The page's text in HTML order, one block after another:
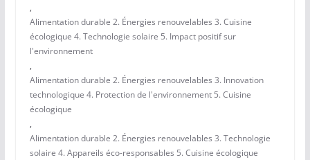
,
Alimentation durable 2. Énergies renouvelables 3. Cuisine
écologique 4. Technologie solaire 5. Impact positif sur
l'environnement
,
Alimentation durable 2. Énergies renouvelables 3. Innovation
technologique 4. Protection de l'environnement 5. Cuisine
écologique
,
Alimentation durable 2. Énergies renouvelables 3. Technologie
solaire 4. Appareils éco-responsables 5. Cuisine écologique